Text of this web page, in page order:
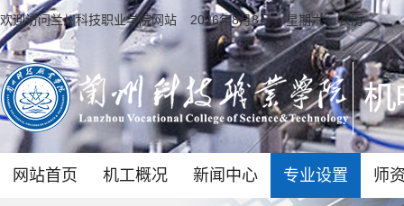
欢迎访问兰州科技职业学院网站 2026年8月8日 星期六 农历
网站首页 机工概况 新闻中心 专业设置 师